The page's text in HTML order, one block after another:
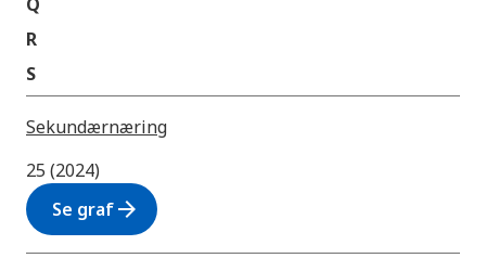
R
S
Sekundærnæring
25 (2024)
Se grafarrow_forward